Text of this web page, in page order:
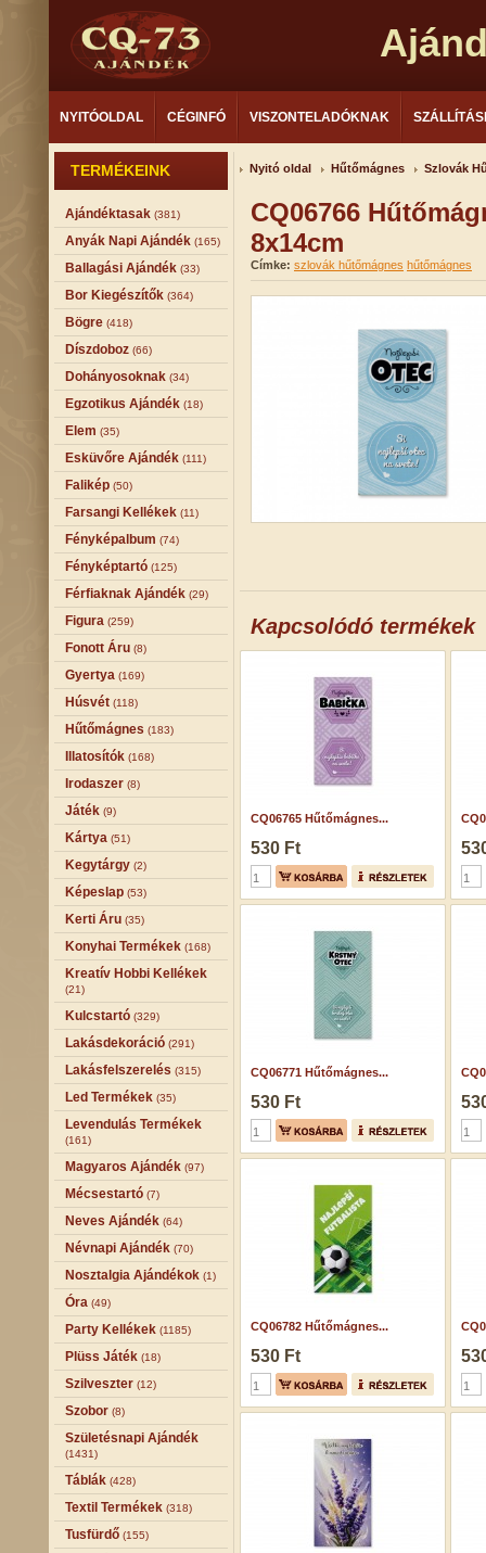
NYITÓOLDAL CÉGINFÓ VISZONTELADÓKNAK
TERMÉKEINK
Ajándéktasak (381)
Anyák Napi Ajándék (165)
Ballagási Ajándék (33)
Bor Kiegészítők (364)
Bögre (418)
Díszdoboz (66)
Dohányosoknak (34)
Egzotikus Ajándék (18)
Elem (35)
Esküvőre Ajándék (111)
Falikép (50)
Farsangi Kellékek (11)
Fényképalbum (74)
Fényképtartó (125)
Férfiaknak Ajándék (29)
Figura (259)
Fonott Áru (8)
Gyertya (169)
Húsvét (118)
Hűtőmágnes (183)
Illatosítók (168)
Irodaszer (8)
Játék (9)
Kártya (51)
Kegytárgy (2)
Képeslap (53)
Kerti Áru (35)
Konyhai Termékek (168)
Kreatív Hobbi Kellékek
(21)
Kulcstartó (329)
Lakásdekoráció (291)
Lakásfelszerelés (315)
Led Termékek (35)
Levendulás Termékek
(161)
Magyaros Ajándék (97)
Mécsestartó (7)
Neves Ajándék (64)
Névnapi Ajándék (70)
Nosztalgia Ajándékok (1)
Óra (49)
Party Kellékek (1185)
Plüss Játék (18)
Szilveszter (12)
Szobor (8)
Születésnapi Ajándék
(1431)
Táblák (428)
Textil Termékek (318)
Tusfürdő (155)
Nyitó oldal Hűtőmágnes Szlovák
CQ06766
8x14cm
Címke: szlovák hűtőmágnes hűtőmágnes
Kapcsolódó termékek
CQ06765 Hűtőmágnes...
530 Ft
CQ06771 Hűtőmágnes...
530 Ft
CQ06782 Hűtőmágnes...
530 Ft